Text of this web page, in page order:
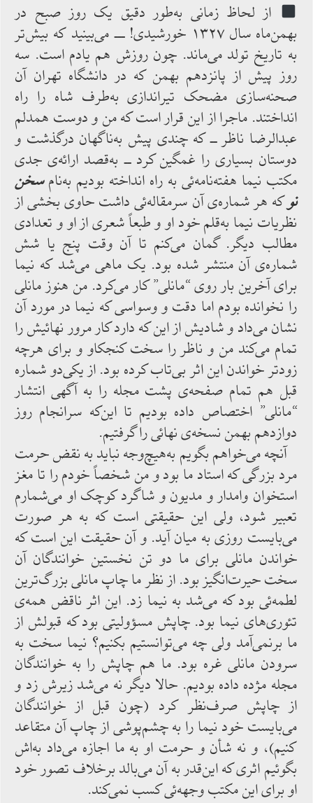
از لحاظ زمانی به‌طور دقیق یک روز صبح در
بهمن‌ماه سال ۱۳۲۷ خورشیدی! ـــ می‌بینید که بیش‌تر
به ‌تاریخ تولد می‌ماند. چون روزش هم یادم‌ است. سه
روز پیش‌ از پانزدهم بهمن که در دانشگاه‌ تهران آن
صحنه‌سازی مضحک تیراندازی به‌طرف شاه‌ را راه
‌انداختند. ماجرا از این قرار است که‌ من و دوست همدلم
عبدالرضا ناظر ــ که چندی پیش به‌ناگهان درگذشت و
دوستان بسیاری را غمگین کرد ــ به‌قصد ارائه‌ی ‌جدی
مکتب نیما هفته‌نامه‌ئی به‌ راه‌ انداخته بودیم به‌نامسخن
نوکه هر شماره‌ی ‌آن سرمقاله‌ئی داشت حاوی بخشی ‌از
نظریات نیما به‌قلم خود او و طبعاً شعری از او و تعدادی
مطالب دیگر. گمان می‌کنم تا آن وقت پنج یا شش
شماره‌ی ‌آن منتشر شده ‌بود. یک ماهی می‌شد که نیما
برای آخرین بار روی “مانلی” کار می‌کرد. من هنوز مانلی
را نخوانده بودم اما دقت و وسواسی که نیما در مورد آن
نشان می‌داد و شادیش از این که دارد کار مرور نهائیش را
تمام ‌می‌کند من و ناظر را سخت کنجکاو و برای هرچه
زودتر خواندن این ‌اثر بی‌تاب کرده ‌بود. از یکی‌دو شماره
قبل هم تمام صفحه‌ی پشت مجله را به آگهی ‌انتشار
“مانلی” اختصاص‌ داده ‌بودیم تا این‌که سرانجام روز
دوازدهم بهمن نسخه‌ی نهائی را گرفتیم.
آنچه‌ می‌خواهم بگویم به‌هیچ‌وجه نباید به ‌نقض حرمت
مرد بزرگی که‌ استاد ما بود و من شخصاً خودم را تا مغز
استخوان وامدار و مدیون و شاگرد کوچک او می‌شمارم
تعبیر شود، ولی ‌این حقیقتی است که به هر صورت
می‌بایست روزی به‌ میان آید. و آن حقیقت این است که
خواندن مانلی برای ما دو تن نخستین خوانندگان آن
سخت حیرت‌انگیز بود. از نظر ما چاپ مانلی بزرگ‌ترین
لطمه‌ئی بود که می‌شد به نیما زد. این اثر ناقض همه‌ی
تئوری‌های نیما بود. چاپش مسؤولیتی بود که قبولش ‌از
ما برنمی‌آمد ولی چه ‌می‌توانستیم بکنیم؟ نیما سخت به‌
سرودن مانلی غره ‌بود. ما هم چاپش را به ‌خوانندگان
مجله مژده داده ‌بودیم. حالا دیگر نه‌ می‌شد زیرش زد و
از چاپش صرف‌نظر کرد (چون قبل ‌از خوانندگان
می‌بایست خود نیما را به ‌چشم‌پوشی از چاپ ‌آن متقاعد
کنیم)، و نه ‌شأن و حرمت او به ‌ما اجازه ‌می‌داد به‌اش
بگوئیم اثری که این‌قدر به‌ آن می‌بالد برخلاف تصور خود
او برای این مکتب وجهه‌ئی کسب نمی‌کند.